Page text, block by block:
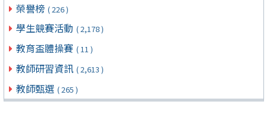
榮譽榜 ( 226 )
學生競賽活動 ( 2,178 )
教育盃體操賽 ( 11 )
教師研習資訊 ( 2,613 )
教師甄選 ( 265 )